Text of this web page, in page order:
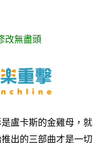
改無盡頭
盧卡斯的金雞母，就
出的三部曲才是一切